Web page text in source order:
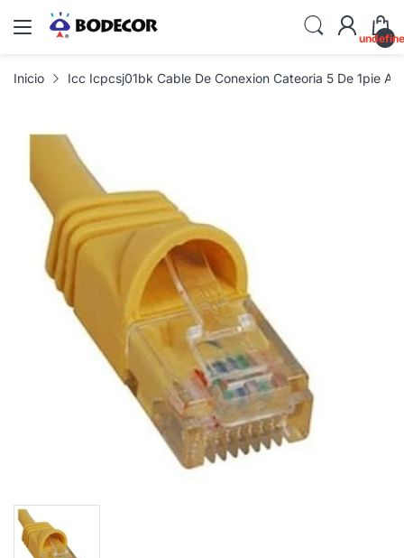
Inicio Icc Icpcsj01bk Cable De Conexion Cateoria 5 De 1pie